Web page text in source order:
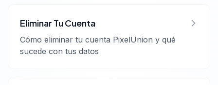
Eliminar Tu Cuenta
Cómo eliminar tu cuenta PixelUnion y qué
sucede con tus datos